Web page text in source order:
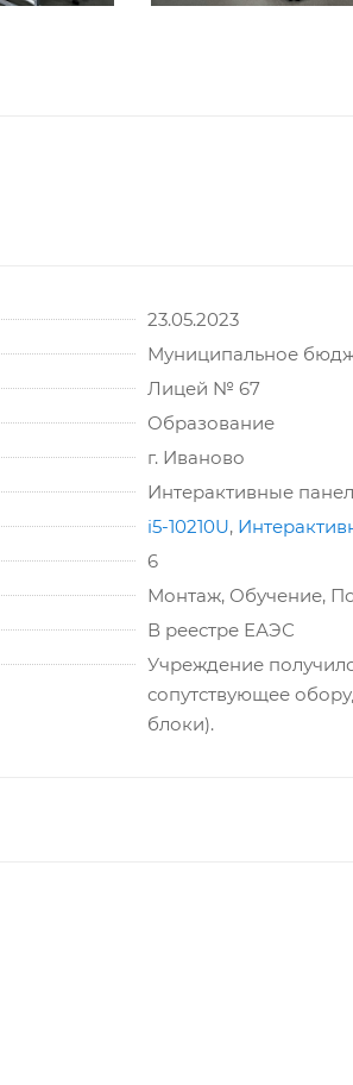
23.05.2023
Муниципальное
Лицей № 67
Образование
г. Иваново
Интерактивные
i5-10210U,
6
Монтаж, Обучение,
В реестре ЕАЭС
Учреждение
сопутствующее
блоки).